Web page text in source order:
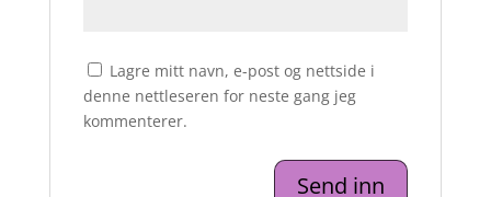
Lagre mitt navn, e-post og nettside i
denne nettleseren for neste gang jeg
kommenterer.